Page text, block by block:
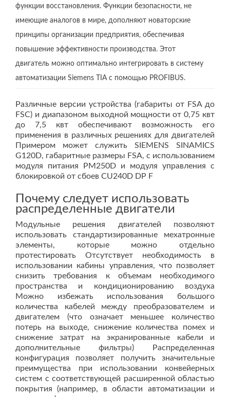
функции восстановления. Функции безопасности, не
имеющие аналогов в мире, дополняют новаторские
принципы организации предприятия, обеспечивая
повышение эффективности производства. Этот
двигатель можно оптимально интегрировать в систему
автоматизации Siemens TIA с помощью PROFIBUS.
Различные версии устройства (габариты от FSA до
FSC) и диапазоном выходной мощности от 0,75 квт
до 7,5 квт обеспечивают возможность его
применения в различных решениях для двигателей
Примером может служить SIEMENS SINAMICS
G120D, габаритные размеры FSA, с использованием
модуля питания PM250D и модуля управления с
блокировкой от сбоев CU240D DP F
Почему следует использовать
распределенные двигатели
Модульные решения двигателей позволяют
использовать стандартизированные мехатронные
элементы, которые можно отдельно
протестировать Отсутствует необходимость в
использовании кабины управления, что позволяет
снизить требования к объемам необходимого
пространства и кондиционированию воздуха
Можно избежать использования большого
количества кабелей между преобразователем и
двигателем (что означает меньшее количество
потерь на выходе, снижение количества помех и
снижение затрат на экранированные кабели и
дополнительные фильтры) Распределенная
конфигурация позволяет получить значительные
преимущества при использовании конвейерных
систем с соответствующей расширенной областью
покрытия (например, в области автоматизации и